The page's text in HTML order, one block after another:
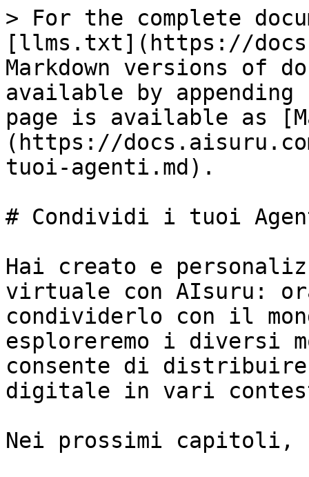
> For the complete
[llms.txt](https://
Markdown versions of
available by
page is available as
(https://
tuoi-agenti.md).
# Condividi i tuoi
Hai creato e
virtuale con AIsuru:
condividerlo con il
esploreremo i diversi
consente di
digitale in vari
Nei prossimi capitoli,